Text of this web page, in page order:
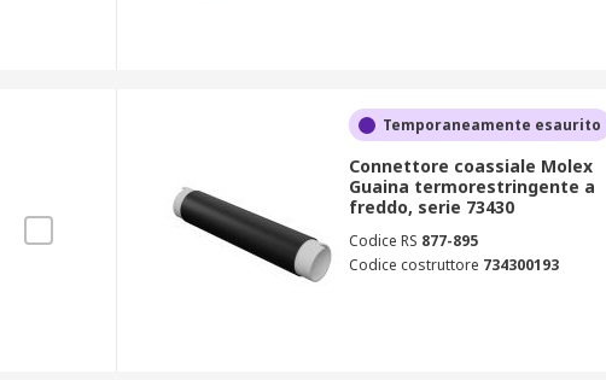
Temporaneamente esaurito
Connettore coassiale Molex
Guaina termorestringente a
freddo, serie 73430
Codice RS 877-895
Codice costruttore 734300193